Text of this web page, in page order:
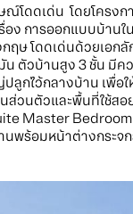
ณ์โดดเด่น โดยโคร
อง การออกแบบบ้าน
ฤษ โดดเด่นด้วยเอ
ตัวบ้านสูง 3 ชั้น มี
ลูกไว้กลางบ้าน เพื่
ส่วนตัวและพื้นที่ใช้ส
Master
พร้อมหน้าต่างกระ